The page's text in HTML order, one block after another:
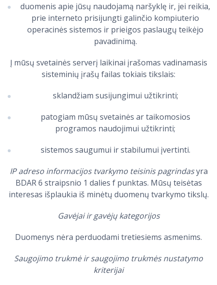
duomenis apie jūsų naudojamą naršyklę ir, jei reikia,
prie interneto prisijungti galinčio kompiuterio
operacinės sistemos ir prieigos paslaugų teikėjo
pavadinimą.
Į mūsų svetainės serverį laikinai įrašomas vadinamasis
sisteminių įrašų failas tokiais tikslais:
sklandžiam susijungimui užtikrinti;
patogiam mūsų svetainės ar taikomosios
programos naudojimui užtikrinti;
sistemos saugumui ir stabilumui įvertinti.
IP adreso informacijos tvarkymo teisinis pagrindasyra
BDAR 6 straipsnio 1 dalies f punktas. Mūsų teisėtas
interesas išplaukia iš minėtų duomenų tvarkymo tikslų.
Gavėjai ir gavėjų kategorijos
Duomenys nėra perduodami tretiesiems asmenims.
Saugojimo trukmė ir saugojimo trukmės nustatymo
kriterijai